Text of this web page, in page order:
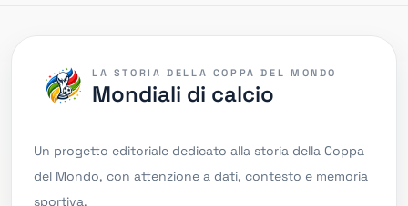
LA STORIA DELLA COPPA DEL MONDO
Mondiali di calcio
Un progetto editoriale dedicato alla storia della Coppa
del Mondo, con attenzione a dati, contesto e memoria
sportiva.